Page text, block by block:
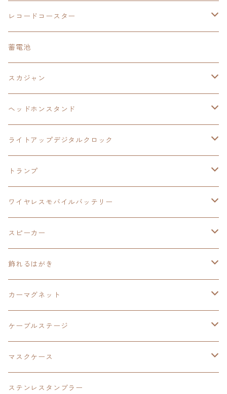
モバイルバッテリー
置くだけスピーカー
飾れるはがき
トランプ
カーマグネット
閃の軌跡Ⅱ
トランプ
イースⅨ
手帳型スマホカバー
モバイルバッテリー
オーロラアクリルスタンド
零の軌跡：改
碧の軌跡：改
創の軌跡
ケーブルステージ
イラストフレームクロック
ダブルアクリルキーチェーン
40周年記念
黎の軌跡
3in1充電ケーブル
カードサイズスピーカー
黎の軌跡Ⅱ
イースⅩ
東亰ザナドゥeX+
極厚アクリルキーチェーン
オーロラアクリルスタンド
イースvs空の軌跡
軌跡シリーズ20周年
界の軌跡
軌跡シリーズ
イースⅧ
東亰ザナドゥ
阪神タイガース
閃の軌跡Ⅲ
ソーラーパネル
LEDライト付き
閃の軌跡Ⅳ
イースⅨ
イースⅧ
閃の軌跡Ⅲ
閃の軌跡Ⅳ
イースⅨ
零の軌跡：改
碧の軌跡：改
創の軌跡
黎の軌跡
黎の軌跡Ⅱ
空の軌跡1st
界の軌跡
日本ファルコム
閃の軌跡Ⅲ
レコードコースター
日本ファルコム
閃の軌跡
蓄電池
スカジャン
サンリオ
ワンピース
今日から俺は！！
ゴジラ
手塚治虫
ウルトラマン
タツノコプロ
ドラえもん
ヘッドホンスタンド
閃の軌跡Ⅳ
イースⅨ
零の軌跡：改
碧の軌跡：改
創の軌跡
黎の軌跡
黎の軌跡Ⅱ
界の軌跡
ライトアップデジタルクロック
閃の軌跡Ⅳ
イースⅨ
零の軌跡：改
碧の軌跡：改
創の軌跡
トランプ
日本ファルコム
ワイヤレスモバイルバッテリー
イースⅨ
閃の軌跡
閃の軌跡Ⅳ
零の軌跡：改
碧の軌跡：改
創の軌跡
スピーカー
置くだけスピーカー
碧の軌跡：改
創の軌跡
バイブレーションスピーカー
軌跡シリーズ15周年
創の軌跡
飾れるはがき
閃の軌跡Ⅳ
イースⅨ
創の軌跡
カーマグネット
軌跡シリーズ
ケーブルステージ
閃の軌跡Ⅲ
創の軌跡
マスクケース
創の軌跡
ステンレスタンブラー